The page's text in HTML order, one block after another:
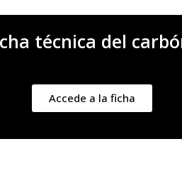
técnica del
Accede a la ficha